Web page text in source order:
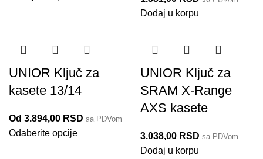
Dodaj u korpu
190.8/2BI-US
UNIOR Ključ za
kasete 13/14
Od 3.894,00 RSD sa PDVom
Odaberite opcije
1670/2BI
UNIOR Ključ za
SRAM X-Range
AXS kasete
3.038,00 RSD sa PDVom
Dodaj u korpu
1670/2BI-AXS